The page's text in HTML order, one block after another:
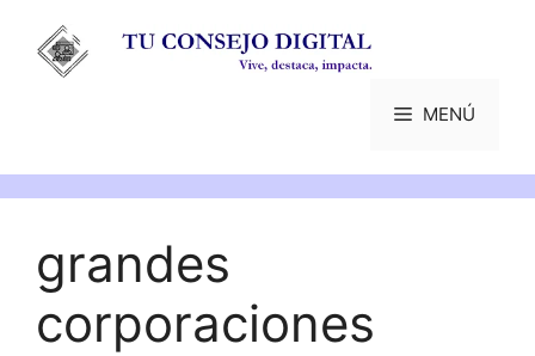
contenido
MENÚ
grandes
corporaciones